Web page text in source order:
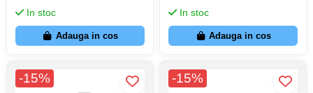
In stoc
Adauga in cos
In stoc
Adauga in cos
-15% -15%